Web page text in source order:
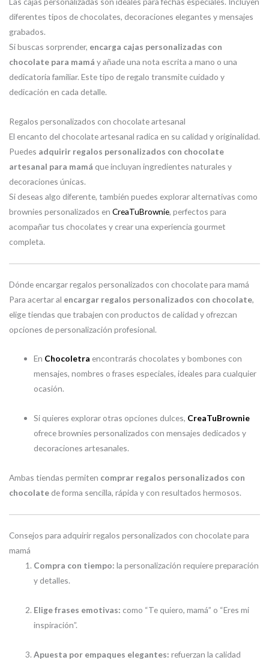
diferentes tipos de chocolates, decoraciones elegantes y mensajes
grabados.
Si buscas sorprender, encarga cajas personalizadas con
chocolate para mamá y añade una nota escrita a mano o una
dedicatoria familiar. Este tipo de regalo transmite cuidado y
dedicación en cada detalle.
Regalos personalizados con chocolate artesanal
El encanto del chocolate artesanal radica en su calidad y originalidad.
Puedes adquirir regalos personalizados con chocolate
artesanal para mamá que incluyan ingredientes naturales y
decoraciones únicas.
Si deseas algo diferente, también puedes explorar alternativas como
brownies personalizados en CreaTuBrownie, perfectos para
acompañar tus chocolates y crear una experiencia gourmet
completa.
Dónde encargar regalos personalizados con chocolate para mamá
Para acertar al encargar regalos personalizados con chocolate,
elige tiendas que trabajen con productos de calidad y ofrezcan
opciones de personalización profesional.
En Chocoletra encontrarás chocolates y bombones con
mensajes, nombres o frases especiales, ideales para cualquier
ocasión.
Si quieres explorar otras opciones dulces, CreaTuBrownie
ofrece brownies personalizados con mensajes dedicados y
decoraciones artesanales.
Ambas tiendas permiten comprar regalos personalizados con
chocolate de forma sencilla, rápida y con resultados hermosos.
Consejos para adquirir regalos personalizados con chocolate para
mamá
Compra con tiempo: la personalización requiere preparación
y detalles.
Elige frases emotivas: como “Te quiero, mamá” o “Eres mi
inspiración”.
Apuesta por empaques elegantes: refuerzan la calidad